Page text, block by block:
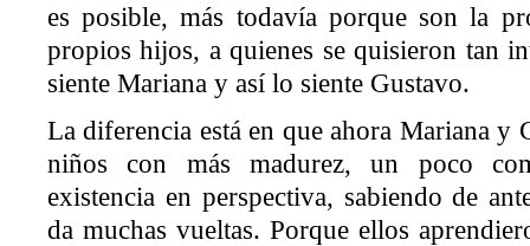
es posible, más todavía porque son la
propios hijos, a quienes se quisieron tan
siente Mariana y así lo siente Gustavo.
La diferencia está en que ahora Mariana y
niños con más madurez, un poco
existencia en perspectiva, sabiendo de
da muchas vueltas. Porque ellos